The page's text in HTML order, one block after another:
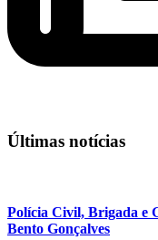
Últimas notícias
Polícia Civil, Brigada e
Bento Gonçalves